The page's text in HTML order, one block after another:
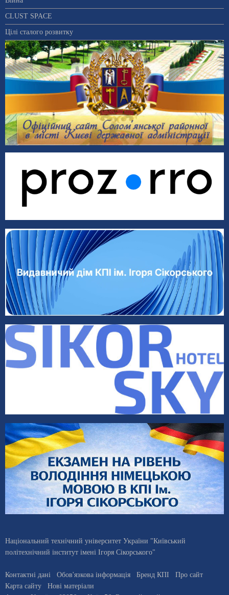
CLUST SPACE
Цілі сталого розвитку
Національний технічний університет України "Київський
політехнічний інститут імені Ігоря Сікорського"
Контактні дані Обов'язкова інформація Бренд КПІ
Про сайт
Карта сайту
Нові матеріали